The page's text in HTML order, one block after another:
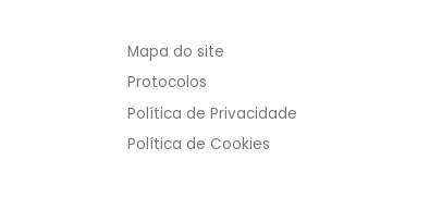
Mapa do site
Protocolos
Política de Privacidade
Política de Cookies